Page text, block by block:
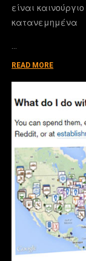
είναι
κατανεμημένα
…
READ MORE